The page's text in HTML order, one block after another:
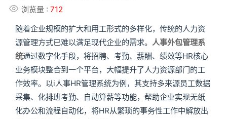
浏览量 : 712
随着企业规模的扩大和用工形式的多样化，传统的人力资
源管理方式已难以满足现代企业的需求。 人事外包管理系
统通过数字化手段，将招聘、考勤、薪酬、绩效等HR核心
业务模块整合到一个平台，大幅提升了人力资源部门的工
作效率。以i人事HR管理系统为例，其支持多来源员工数据
采集、化排班考勤、自动算薪等功能，帮助企业实现无纸
化办公和流程自动化，将HR从繁琐的事务性工作中解放出